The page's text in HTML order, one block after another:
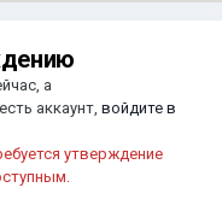
а
аккаунт, войдите в
утверждение